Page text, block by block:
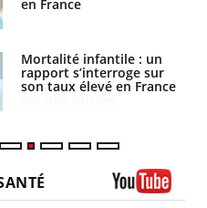
Toujours connectés :
comment le travail
empiète de plus en plus